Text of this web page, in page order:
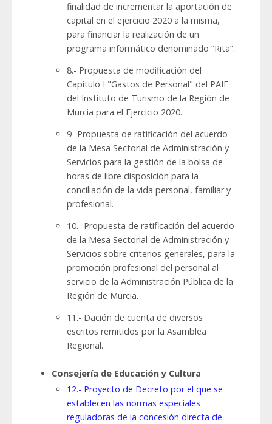
finalidad de incrementar la aportación de
capital en el ejercicio 2020 a la misma,
para financiar la realización de un
programa informático denominado “Rita”.
8.- Propuesta de modificación del
Capítulo I "Gastos de Personal" del PAIF
del Instituto de Turismo de la Región de
Murcia para el Ejercicio 2020.
9- Propuesta de ratificación del acuerdo
de la Mesa Sectorial de Administración y
Servicios para la gestión de la bolsa de
horas de libre disposición para la
conciliación de la vida personal, familiar y
profesional.
10.- Propuesta de ratificación del acuerdo
de la Mesa Sectorial de Administración y
Servicios sobre criterios generales, para la
promoción profesional del personal al
servicio de la Administración Pública de la
Región de Murcia.
11.- Dación de cuenta de diversos
escritos remitidos por la Asamblea
Regional.
Consejería de Educación y Cultura
12.- Proyecto de Decreto por el que se
establecen las normas especiales
reguladoras de la concesión directa de